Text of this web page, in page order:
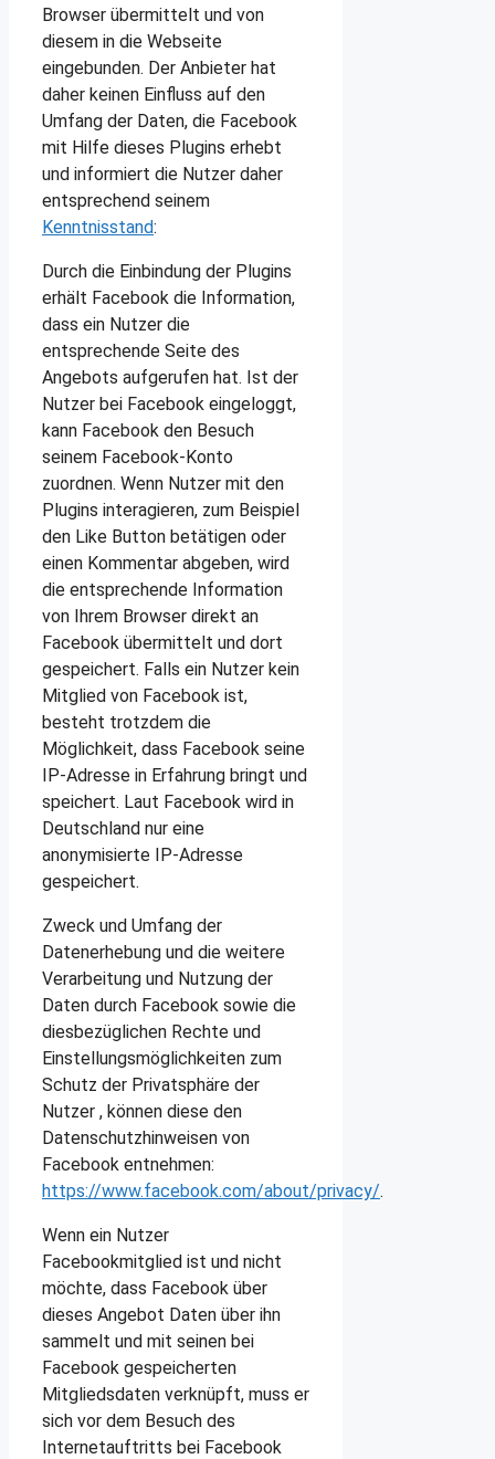
Browser übermittelt und von
diesem in die Webseite
eingebunden. Der Anbieter hat
daher keinen Einfluss auf den
Umfang der Daten, die Facebook
mit Hilfe dieses Plugins erhebt
und informiert die Nutzer daher
entsprechend seinem
Kenntnisstand:
Durch die Einbindung der Plugins
erhält Facebook die Information,
dass ein Nutzer die
entsprechende Seite des
Angebots aufgerufen hat. Ist der
Nutzer bei Facebook eingeloggt,
kann Facebook den Besuch
seinem Facebook-Konto
zuordnen. Wenn Nutzer mit den
Plugins interagieren, zum Beispiel
den Like Button betätigen oder
einen Kommentar abgeben, wird
die entsprechende Information
von Ihrem Browser direkt an
Facebook übermittelt und dort
gespeichert. Falls ein Nutzer kein
Mitglied von Facebook ist,
besteht trotzdem die
Möglichkeit, dass Facebook seine
IP-Adresse in Erfahrung bringt und
speichert. Laut Facebook wird in
Deutschland nur eine
anonymisierte IP-Adresse
gespeichert.
Zweck und Umfang der
Datenerhebung und die weitere
Verarbeitung und Nutzung der
Daten durch Facebook sowie die
diesbezüglichen Rechte und
Einstellungsmöglichkeiten zum
Schutz der Privatsphäre der
Nutzer , können diese den
Datenschutzhinweisen von
Facebook entnehmen:
https://www.facebook.com/about/privacy/.
Wenn ein Nutzer
Facebookmitglied ist und nicht
möchte, dass Facebook über
dieses Angebot Daten über ihn
sammelt und mit seinen bei
Facebook gespeicherten
Mitgliedsdaten verknüpft, muss er
sich vor dem Besuch des
Internetauftritts bei Facebook